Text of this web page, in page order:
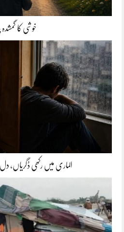
خوشی کا گمشدہ
الماری میں رکھی ڈگریاں،